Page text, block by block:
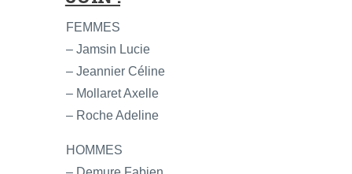
FEMMES
– Jamsin Lucie
– Jeannier Céline
– Mollaret Axelle
– Roche Adeline
HOMMES